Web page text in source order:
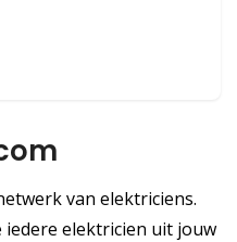
van elektriciens.
elektricien uit jouw